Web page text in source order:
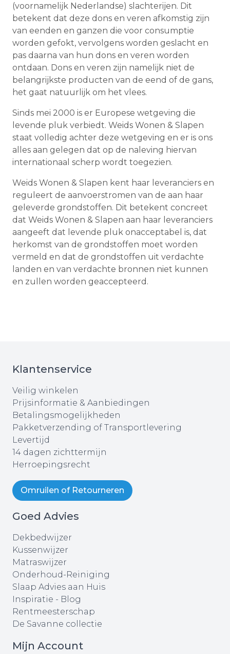
(voornamelijk Nederlandse) slachterijen. Dit
betekent dat deze dons en veren afkomstig zijn
van eenden en ganzen die voor consumptie
worden gefokt, vervolgens worden geslacht en
pas daarna van hun dons en veren worden
ontdaan. Dons en veren zijn namelijk niet de
belangrijkste producten van de eend of de gans,
het gaat natuurlijk om het vlees.
Sinds mei 2000 is er Europese wetgeving die
levende pluk verbiedt. Weids Wonen & Slapen
staat volledig achter deze wetgeving en er is ons
alles aan gelegen dat op de naleving hiervan
internationaal scherp wordt toegezien.
Weids Wonen & Slapen kent haar leveranciers en
reguleert de aanvoerstromen van de aan haar
geleverde grondstoffen. Dit betekent concreet
dat Weids Wonen & Slapen aan haar leveranciers
aangeeft dat levende pluk onacceptabel is, dat
herkomst van de grondstoffen moet worden
vermeld en dat de grondstoffen uit verdachte
landen en van verdachte bronnen niet kunnen
en zullen worden geaccepteerd.
Klantenservice
Veilig winkelen
Prijsinformatie & Aanbiedingen
Betalingsmogelijkheden
Pakketverzending of Transportlevering
Levertijd
14 dagen zichttermijn
Herroepingsrecht
Omruilen of Retourneren
Goed Advies
Dekbedwijzer
Kussenwijzer
Matraswijzer
Onderhoud-Reiniging
Slaap Advies aan Huis
Inspiratie - Blog
Rentmeesterschap
De Savanne collectie
Mijn Account